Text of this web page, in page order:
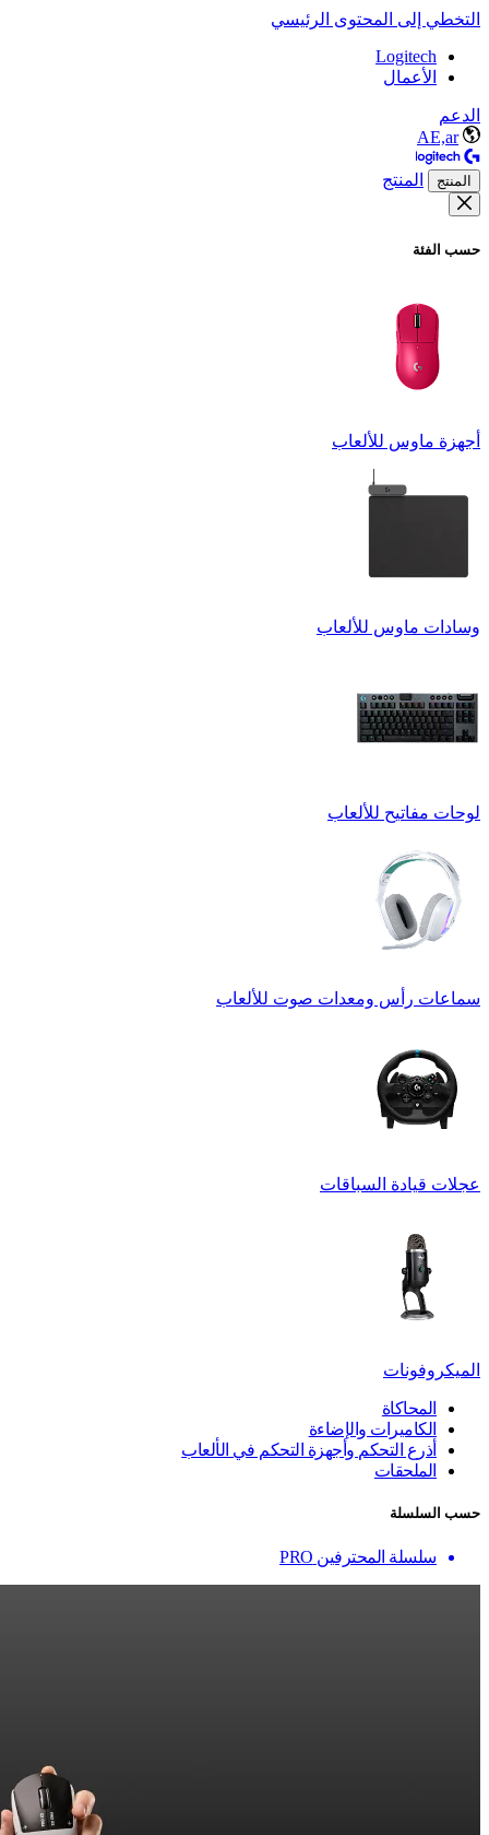
التخطي إلى المحتوى الرئيسي
Logitech
الأعمال
الدعم
AE,ar
المنتج المنتج
حسب الفئة
أجهزة ماوس للألعاب
وسادات ماوس للألعاب
لوحات مفاتيح للألعاب
سماعات رأس ومعدات صوت للألعاب
عجلات قيادة السباقات
الميكروفونات
المحاكاة
الكاميرات والإضاءة
أذرع التحكم وأجهزة التحكم في الألعاب
الملحقات
حسب السلسلة
سلسلة المحترفين PRO